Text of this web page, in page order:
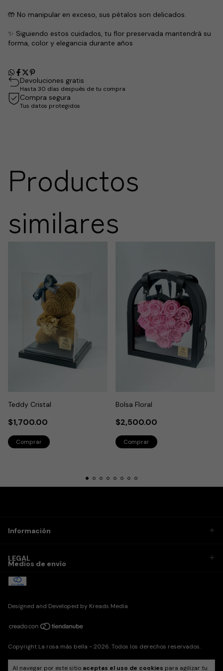
Al navegar por este sitio aceptas el uso de cookies para agilizar tu
🤲 No manipular en exceso, sus pétalos son delicados.
✨ Siguiendo estos cuidados, tu flor preservada mantendrá su
forma, color y elegancia durante años
Devoluciones gratis
Hasta 30 días después de tu compra
Compra segura
Tus datos protegidos
Productos
similares
Teddy Cristal
$1,700.00
Bolsa Floral
$2,500.00
Información
LEGAL
Medios de envío
Designed and Developed by Kreads Media
Copyright La rosa más bella - 2026. Todos los derechos reservados.